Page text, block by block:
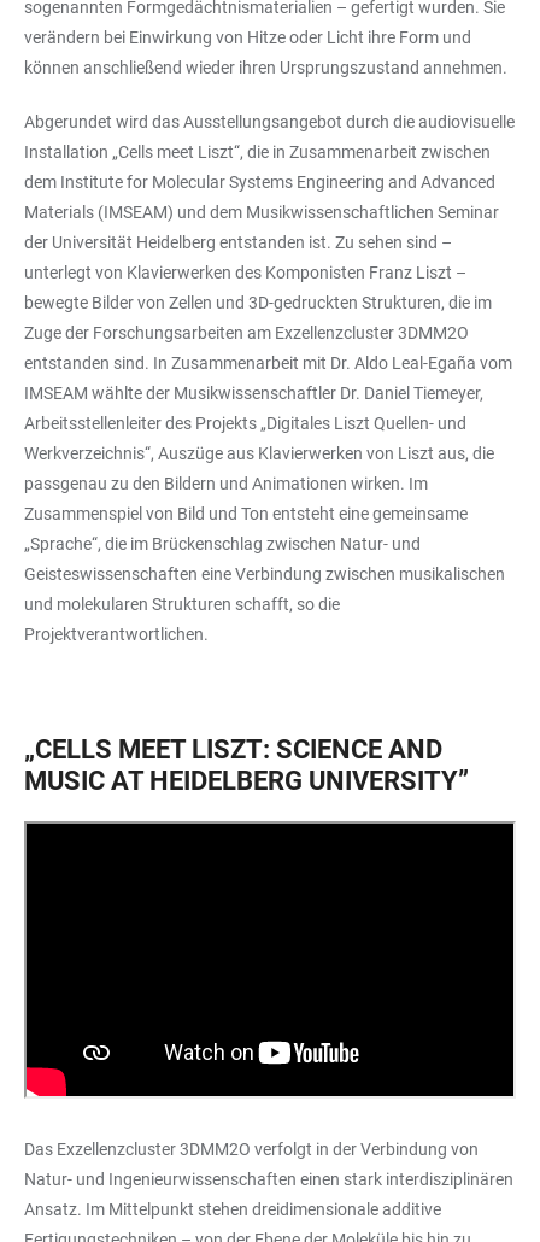
sogenannten Formgedächtnismaterialien – gefertigt wurden. Sie
verändern bei Einwirkung von Hitze oder Licht ihre Form und
können anschließend wieder ihren Ursprungszustand annehmen.
Abgerundet wird das Ausstellungsangebot durch die audiovisuelle
Installation „Cells meet Liszt“, die in Zusammenarbeit zwischen
dem Institute for Molecular Systems Engineering and Advanced
Materials (IMSEAM) und dem Musikwissenschaftlichen Seminar
der Universität Heidelberg entstanden ist. Zu sehen sind –
unterlegt von Klavierwerken des Komponisten Franz Liszt –
bewegte Bilder von Zellen und 3D-gedruckten Strukturen, die im
Zuge der Forschungsarbeiten am Exzellenzcluster 3DMM2O
entstanden sind. In Zusammenarbeit mit Dr. Aldo Leal-Egaña vom
IMSEAM wählte der Musikwissenschaftler Dr. Daniel Tiemeyer,
Arbeitsstellenleiter des Projekts „Digitales Liszt Quellen- und
Werkverzeichnis“, Auszüge aus Klavierwerken von Liszt aus, die
passgenau zu den Bildern und Animationen wirken. Im
Zusammenspiel von Bild und Ton entsteht eine gemeinsame
„Sprache“, die im Brückenschlag zwischen Natur- und
Geisteswissenschaften eine Verbindung zwischen musikalischen
und molekularen Strukturen schafft, so die
Projektverantwortlichen.
„CELLS MEET LISZT: SCIENCE AND
MUSIC AT HEIDELBERG UNIVERSITY”
Das Exzellenzcluster 3DMM2O verfolgt in der Verbindung von
Natur- und Ingenieurwissenschaften einen stark interdisziplinären
Ansatz. Im Mittelpunkt stehen dreidimensionale additive